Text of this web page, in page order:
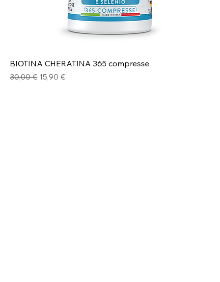
BIOTINA CHERATINA 365 compresse
Prezzo regolare
30,00 € Prezzo scontato
15,90 €